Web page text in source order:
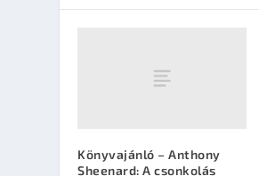
Könyvajánló – Anthony
Sheenard: A csonkolás